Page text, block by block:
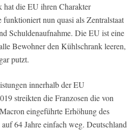
die EU ihren Charakter
funktioniert nun quasi als Zentralstaat
Schuldenaufnahme. Die EU ist eine
Bewohner den Kühlschrank leeren,
putzt.
innerhalb der EU
streikten die Franzosen die von
eingeführte Erhöhung des
64 Jahre einfach weg. Deutschland